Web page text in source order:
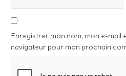
Enregistrer mon nom, mon e-mail
navigateur pour mon prochain